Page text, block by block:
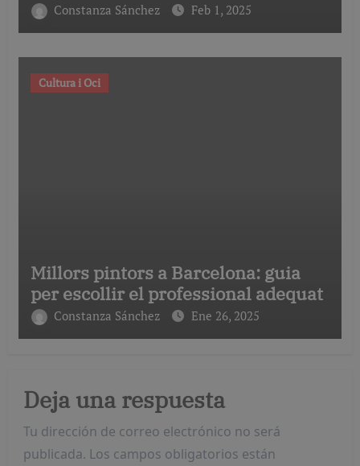
Constanza Sánchez Feb 1, 2025
Cultura i Oci
Millors pintors a Barcelona: guia
per escollir el professional adequat
Constanza Sánchez Ene 26, 2025
Deja una respuesta
Tu dirección de correo electrónico no será
publicada. Los campos obligatorios están